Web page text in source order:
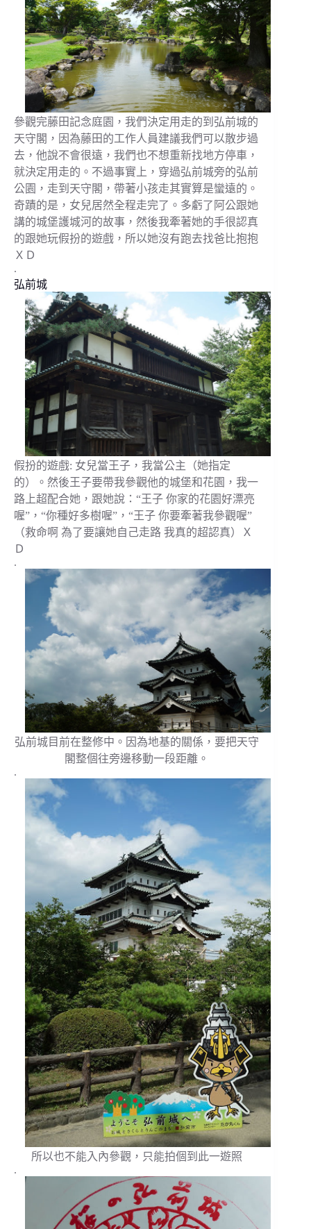
參觀完藤田記念庭園，我們決定用走的到弘前城的
天守閣，因為藤田的工作人員建議我們可以散步過
去，他說不會很遠，我們也不想重新找地方停車，
就決定用走的。不過事實上，穿過弘前城旁的弘前
公園，走到天守閣，帶著小孩走其實算是蠻遠的。
奇蹟的是，女兒居然全程走完了。多虧了阿公跟她
講的城堡護城河的故事，然後我牽著她的手很認真
的跟她玩假扮的遊戲，所以她沒有跑去找爸比抱抱
ＸＤ
.
弘前城
假扮的遊戲: 女兒當王子，我當公主（她指定
的）。然後王子要帶我參觀他的城堡和花園，我一
路上超配合她，跟她說：“王子 你家的花園好漂亮
喔”，“你種好多樹喔”，“王子 你要牽著我參觀喔”
（救命啊 為了要讓她自己走路 我真的超認真）Ｘ
Ｄ
.
弘前城目前在整修中。因為地基的關係，要把天守
閣整個往旁邊移動一段距離。
.
所以也不能入內參觀，只能拍個到此一遊照
.